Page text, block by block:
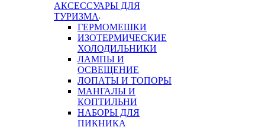
АКСЕССУАРЫ ДЛЯ
ТУРИЗМА
ГЕРМОМЕШКИ
ИЗОТЕРМИЧЕСКИЕ
ХОЛОДИЛЬНИКИ
ЛАМПЫ И
ОСВЕЩЕНИЕ
ЛОПАТЫ И ТОПОРЫ
МАНГАЛЫ И
КОПТИЛЬНИ
НАБОРЫ ДЛЯ
ПИКНИКА